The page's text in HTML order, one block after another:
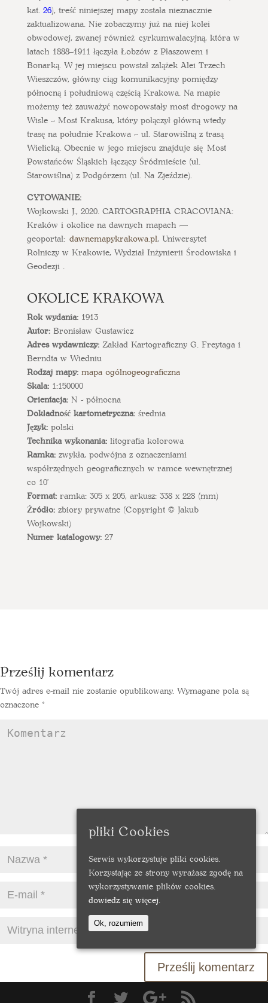
kat. 26), treść niniejszej mapy została nieznacznie
zaktualizowana. Nie zobaczymy już na niej kolei
obwodowej, zwanej również cyrkumwalacyjną, która w
latach 1888–1911 łączyła Łobzów z Płaszowem i
Bonarką. W jej miejscu powstał zalążek Alei Trzech
Wieszczów, główny ciąg komunikacyjny pomiędzy
północną i południową częścią Krakowa. Na mapie
możemy też zauważyć nowopowstały most drogowy na
Wisle – Most Krakusa, który połączył główną wtedy
trasę na południe Krakowa – ul. Starowiślną z trasą
Wielicką. Obecnie w jego miejscu znajduje się Most
Powstańców Śląskich łączący Śródmieście (ul.
Starowiślna) z Podgórzem (ul. Na Zjeździe).
CYTOWANIE:
Wojkowski J., 2020. CARTOGRAPHIA CRACOVIANA:
Kraków i okolice na dawnych mapach —
geoportal: dawnemapykrakowa.pl, Uniwersytet
Rolniczy w Krakowie, Wydział Inżynierii Środowiska i
Geodezji .
OKOLICE KRAKOWA
Rok wydania:1913
Autor:Bronisław Gustawicz
Adres wydawniczy:Zakład Kartograficzny G. Freytaga i
Berndta w Wiedniu
Rodzaj mapy: mapa ogólnogeograficzna
Skala:1:150000
Orientacja:N - północna
Dokładność kartometryczna:średnia
Język:polski
Technika wykonania:litografia kolorowa
Ramka:zwykła, podwójna z oznaczeniami
współrzędnych geograficznych w ramce wewnętrznej
co 10'
Format:ramka: 305 x 205, arkusz: 338 x 228 (mm)
Źródło:zbiory prywatne (Copyright © Jakub
Wojkowski)
Numer katalogowy:27
Prześlij komentarz
Twój adres e-mail nie zostanie opublikowany. Wymagane pola są
oznaczone *
pliki Cookies
Serwis wykorzystuje pliki cookies.
Korzystając ze strony wyrażasz zgodę na
wykorzystywanie plików cookies.
dowiedz się więcej.
Ok, rozumiem